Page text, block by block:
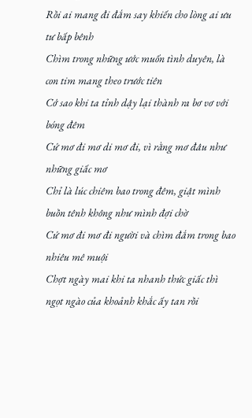
Rồi ai mang đi đắm say khiến cho lòng ai ưu
tư bấp bênh
Chìm trong những ước muốn tình duyên, là
con tim mang theo trước tiên
Cớ sao khi ta tỉnh dậy lại thành ra bơ vơ với
bóng đêm
Cứ mơ đi mơ di mơ đi, vì rằng mơ đâu như
những giấc mơ
Chỉ là lúc chiêm bao trong đêm, giật mình
buồn tênh không như mình đợi chờ
Cứ mơ đi mơ đi người và chìm đắm trong bao
nhiêu mê muội
Chợt ngày mai khi ta nhanh thức giấc thì
ngọt ngào của khoảnh khắc ấy tan rồi